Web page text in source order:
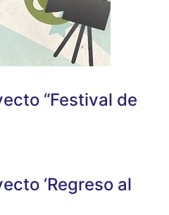
“Festival de
‘Regreso al